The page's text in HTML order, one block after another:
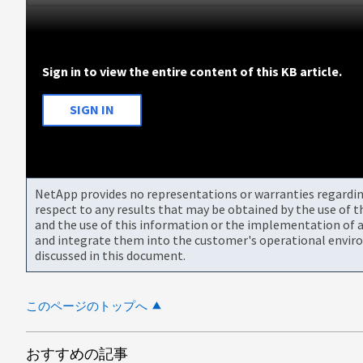
Sign in to view the entire content of this KB article.
SIGN IN
NetApp provides no representations or warranties
respect to any results that may be obtained by the use of
and the use of this information or the implementation of
and integrate them into the customer's operational
discussed in this document.
このページのトップへ
おすすめの記事